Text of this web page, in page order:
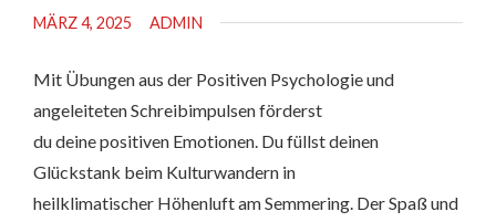
MÄRZ 4, 2025 ADMIN
Mit Übungen aus der Positiven Psychologie und
angeleiteten Schreibimpulsen förderst
du deine positiven Emotionen. Du füllst deinen
Glückstank beim Kulturwandern in
heilklimatischer Höhenluft am Semmering. Der Spaß und